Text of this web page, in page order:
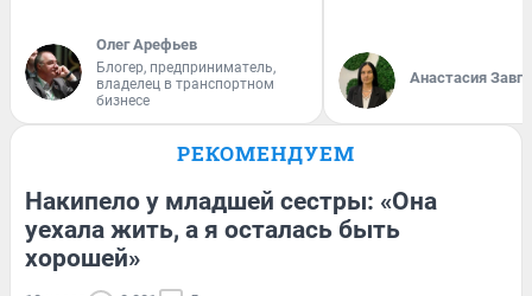
Олег Арефьев
Блогер, предприниматель,
владелец в транспортном
бизнесе
Анастасия
РЕКОМЕНДУЕМ
Накипело у младшей сестры: «Она
уехала жить, а я осталась быть
хорошей»